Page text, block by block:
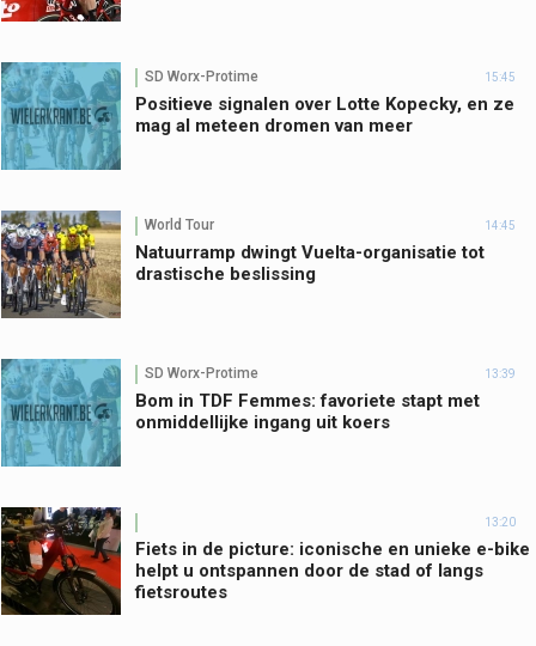
SD Worx-Protime 15:45
Positieve signalen over Lotte Kopecky, en ze
mag al meteen dromen van meer
World Tour 14:45
Natuurramp dwingt Vuelta-organisatie tot
drastische beslissing
SD Worx-Protime 13:39
Bom in TDF Femmes: favoriete stapt met
onmiddellijke ingang uit koers
13:20
Fiets in de picture: iconische en unieke e-bike
helpt u ontspannen door de stad of langs
fietsroutes